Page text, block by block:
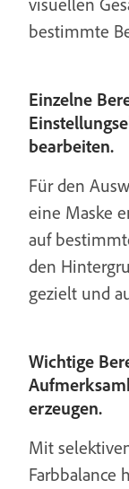
bestimmte
Einzelne
bearbeiten.
Für den
eine Maske
auf
den
gezielt und
Wichtige
erzeugen.
Mit
Farbbalance